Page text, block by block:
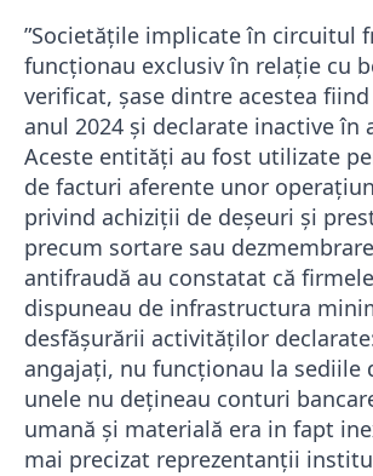
”Societăţile implicate în circuitul
funcţionau exclusiv în relaţie cu
verificat, şase dintre acestea
anul 2024 şi declarate inactive în
Aceste entităţi au fost utilizate
de facturi aferente unor
privind achiziţii de deşeuri şi
precum sortare sau
antifraudă au constatat că
dispuneau de infrastructura
desfăşurării activităţilor
angajaţi, nu funcţionau la sediile
unele nu deţineau conturi
umană şi materială era in fapt
mai precizat reprezentanții